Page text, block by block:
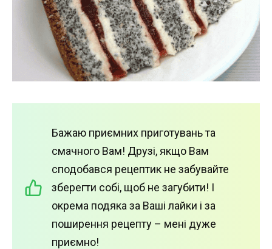
Бажаю приємних приготувань та
смачного Вам! Друзі, якщо Вам
сподобався рецептик не забувайте
зберегти собі, щоб не загубити! І
окрема подяка за Ваші лайки і за
поширення рецепту – мені дуже
приємно!